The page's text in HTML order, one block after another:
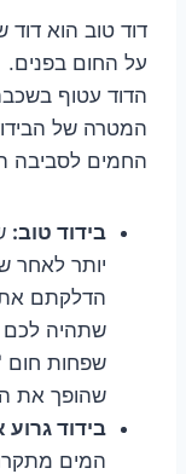
דוד טוב הוא דוד
על החום בפנים.
הדוד עטוף
המטרה של
החמים לסביבה
בידוד טוב:
יותר לאחר
הדלקתם את
שתהיה לכם
שפחות חום
שהופך את
בידוד גרוע
המים